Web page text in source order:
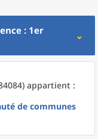
: 1er
appartient :
de communes